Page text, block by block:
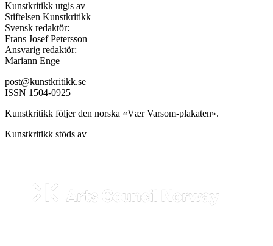
Kunstkritikk utgis av
Stiftelsen Kunstkritikk
Svensk redaktör:
Frans Josef Petersson
Ansvarig redaktör:
Mariann Enge
post@kunstkritikk.se
ISSN 1504-0925
Kunstkritikk följer den norska «Vær Varsom-plakaten».
Kunstkritikk stöds av